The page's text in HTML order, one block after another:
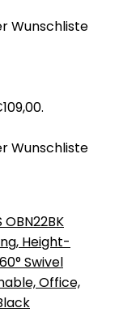
Wunschliste
Wunschliste